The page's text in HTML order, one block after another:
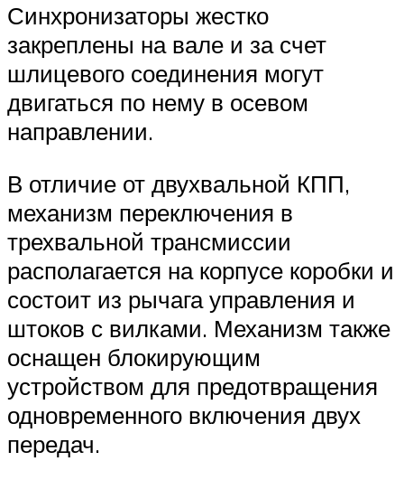
Синхронизаторы жестко
закреплены на вале и за счет
шлицевого соединения могут
двигаться по нему в осевом
направлении.
В отличие от двухвальной КПП,
механизм переключения в
трехвальной трансмиссии
располагается на корпусе коробки и
состоит из рычага управления и
штоков с вилками. Механизм также
оснащен блокирующим
устройством для предотвращения
одновременного включения двух
передач.